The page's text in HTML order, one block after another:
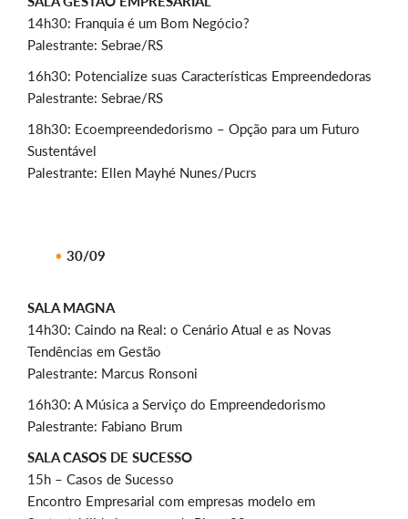
14h30: Franquia é um Bom Negócio?
Palestrante: Sebrae/RS
16h30: Potencialize suas Características Empreendedoras
Palestrante: Sebrae/RS
18h30: Ecoempreendedorismo – Opção para um Futuro
Sustentável
Palestrante: Ellen Mayhé Nunes/Pucrs
30/09
SALA MAGNA
14h30: Caindo na Real: o Cenário Atual e as Novas
Tendências em Gestão
Palestrante: Marcus Ronsoni
16h30: A Música a Serviço do Empreendedorismo
Palestrante: Fabiano Brum
SALA CASOS DE SUCESSO
15h – Casos de Sucesso
Encontro Empresarial com empresas modelo em